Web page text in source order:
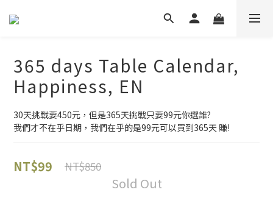
365 days Table Calendar,
Happiness, EN
30天挑戰要450元，但是365天挑戰只要99元你選誰?
我們才不在乎日期，我們在乎的是99元可以買到365天 賺!
NT$99 NT$850
Sold Out